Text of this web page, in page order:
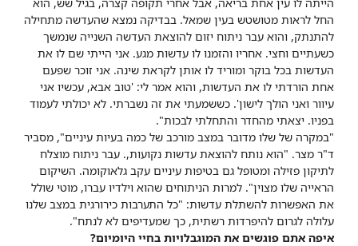
החל לראות מטושטש בעין שמאל. בבדיקה נמצא שהעדשה מתחילה
להתנתק, והוא עבר ניתוח יזום להוצאת העדשה השנייה שנמשך
כשעתיים וחצי. אחריו והזמנו לו עדשות מגע. אני הייתי שם לו את
העדשות בכל בוקר ומוריד לו אותן לקראת שינה. אני זוכר שפעם
אחת הורדתי לו את העדשות, והוא אמר לי: 'טוב אבא, עכשיו אני
עיוור ואני הולך לישון'. כששמעתי את זה נשברתי. לא יכולתי לעמוד
בפניו. יצאתי מהחדר והתחלתי לבכות".
"במקרה של שלו מדובר במצב מורכב של כמה בעיות עיניים", מסביר
ד"ר מצר. "הוא נותח להוצאת עדשות נקועות,. עבר ניתוח מוצלח
לתיקון פזילה ומטופל גם בטיפות עיניים עקב גלאוקומה. השיקום
הראייה שלו מצוין". למרות הניתוחים שהוא וילדיו עברו, מוטי שולל
את האפשרות להשתלת עדשות: "כל התערבות כירורגית במצב שלנו
עלולה לגרום להיפרדות רשתית, כך שמעדיפים לא לנתח".
איפה אתם פוגשים את המוגבלויות בחיי היומיום?